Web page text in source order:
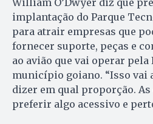
William O’Dwyer diz que
implantação do Parque
para atrair empresas que
fornecer suporte, peças e
ao avião que vai operar pela
município goiano. “Isso vai
dizer em qual proporção. As
preferir algo acessivo e